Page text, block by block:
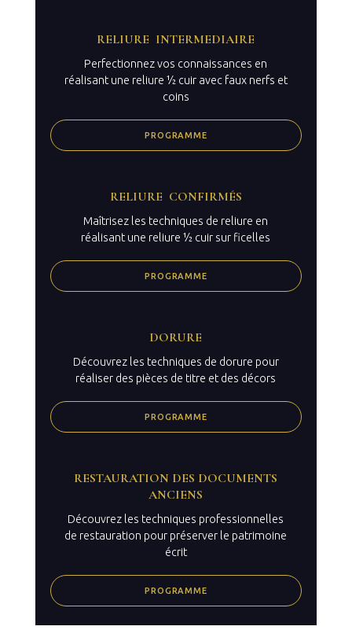
RELIURE INTERMEDIAIRE
Perfectionnez vos connaissances en
réalisant une reliure ½ cuir avec faux nerfs et
coins
PROGRAMME
RELIURE CONFIRMÉS
Maîtrisez les techniques de reliure en
réalisant une reliure ½ cuir sur ficelles
PROGRAMME
DORURE
Découvrez les techniques de dorure pour
réaliser des pièces de titre et des décors
PROGRAMME
RESTAURATION DES DOCUMENTS
ANCIENS
Découvrez les techniques professionnelles
de restauration pour préserver le patrimoine
écrit
PROGRAMME